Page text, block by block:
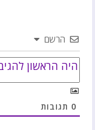
הרשם
0 תגובות